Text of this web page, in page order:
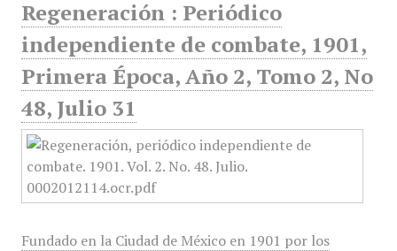
Regeneración : Periódico
independiente de combate, 1901,
Primera Época, Año 2, Tomo 2, No
48, Julio 31
Fundado en la Ciudad de México en 1901 por los